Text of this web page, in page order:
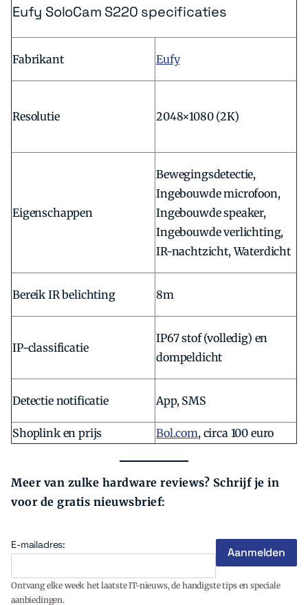
Eufy SoloCam S220 specificaties
Fabrikant Eufy
Resolutie 2048×1080 (2K)
Eigenschappen
Bewegingsdetectie,
Ingebouwde microfoon,
Ingebouwde speaker,
Ingebouwde verlichting,
IR-nachtzicht, Waterdicht
Bereik IR belichting 8m
IP-classificatie
IP67 stof (volledig) en
dompeldicht
Detectie notificatie App, SMS
Shoplink en prijs Bol.com, circa 100 euro
Meer van zulke hardware reviews? Schrijf je in
voor de gratis nieuwsbrief:
E-mailadres:
Ontvang elke week het laatste IT-nieuws, de handigste tips en speciale
aanbiedingen.